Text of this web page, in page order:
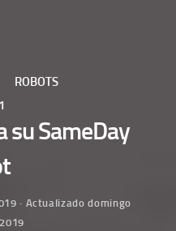
ROBOTS
1
su SameDay
· Actualizadodomingo